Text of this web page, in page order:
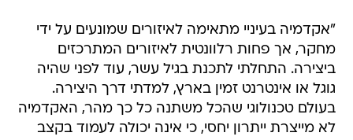
"אקדמיה בעיניי מתאימה לאיזורים שמונעים על ידי
מחקר, אך פחות רלוונטית לאיזורים המתרכזים
ביצירה. התחלתי לתכנת בגיל עשר, עוד לפני שהיה
גוגל או אינטרנט זמין בארץ, למדתי דרך היצירה.
בעולם טכנולוגי שהכל משתנה כל כך מהר, האקדמיה
לא מייצרת ייתרון יחסי, כי אינה יכולה לעמוד בקצב